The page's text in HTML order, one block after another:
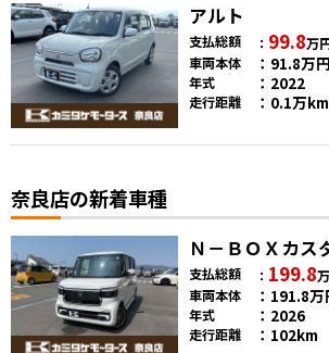
アルト
支払総額 99.8万
車両本体
91.8万円
年式 2022
走行距離 0.1万km
奈良店の新着車種
Ｎ－ＢＯＸカス
支払総額 199.8
車両本体
191.8万
年式 2026
走行距離 102km